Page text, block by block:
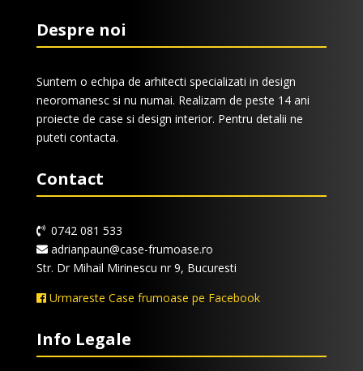
Despre noi
Suntem o echipa de arhitecti specializati in design
neoromanesc si nu numai. Realizam de peste 14 ani
proiecte de case si design interior. Pentru detalii ne
puteti contacta.
Contact
0742 081 533
adrianpaun@case-frumoase.ro
Str. Dr Mihail Mirinescu nr 9, Bucuresti
Urmareste Case frumoase pe Facebook
Info Legale